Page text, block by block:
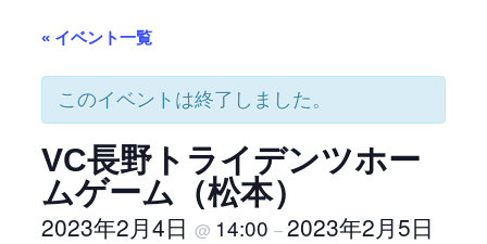
« イベント一覧
このイベントは終了しました。
VC長野トライデンツホー
ムゲーム（松本）
2023年2月4日 @ 14:00 – 2023年2月5日